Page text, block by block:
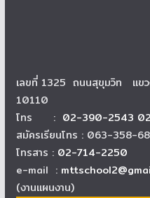
เลขที่ 1325 ถนนสุขุมวิท แขว
10110
โทร : 02-390-2543
สมัครเรียนโทร : 063-358-
โทรสาร : 02-714-2250
e-mail :
(งานแผนงาน)